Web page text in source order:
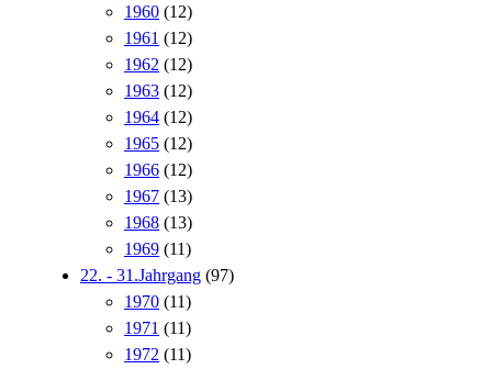
1960 (12)
1961 (12)
1962 (12)
1963 (12)
1964 (12)
1965 (12)
1966 (12)
1967 (13)
1968 (13)
1969 (11)
22. - 31.Jahrgang (97)
1970 (11)
1971 (11)
1972 (11)